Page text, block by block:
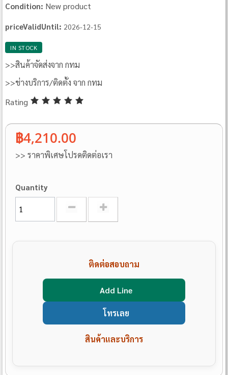
Condition: New product
priceValidUntil: 2026-12-15
IN STOCK
>>สินค้าจัดส่งจาก กทม
>>ช่างบริการ/ติดตั้ง จาก กทม
Rating
฿4,210.00
>> ราคาพิเศษโปรดติดต่อเรา
Quantity
ติดต่อสอบถาม
Add Line
โทรเลย
สินค้าและบริการ